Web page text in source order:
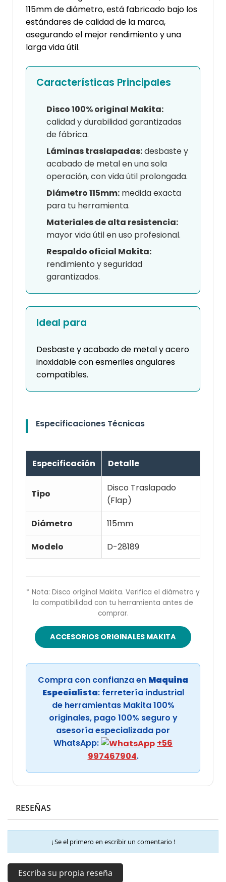
115mm de diámetro, está fabricado bajo los
estándares de calidad de la marca,
asegurando el mejor rendimiento y una
larga vida útil.
Características Principales
Disco 100% original Makita:
calidad y durabilidad garantizadas
de fábrica.
Láminas traslapadas:desbaste y
acabado de metal en una sola
operación, con vida útil prolongada.
Diámetro 115mm: medida exacta
para tu herramienta.
Materiales de alta resistencia:
mayor vida útil en uso profesional.
Respaldo oficial Makita:
rendimiento y seguridad
garantizados.
Ideal para
Desbaste y acabado de metal y acero
inoxidable con esmeriles angulares
compatibles.
Especificaciones Técnicas
Especificación Detalle
Tipo
Disco Traslapado
(Flap)
Diámetro
115mm
Modelo
D-28189
* Nota: Disco original Makita. Verifica el diámetro y
la compatibilidad con tu herramienta antes de
comprar.
ACCESORIOS ORIGINALES MAKITA
Compra con confianza en Maquina
Especialista: ferretería industrial
de herramientas Makita 100%
originales, pago 100% seguro y
asesoría especializada por
WhatsApp:
+56
997467904.
RESEÑAS
¡ Se el primero en escribir un comentario !
Escriba su propia reseña